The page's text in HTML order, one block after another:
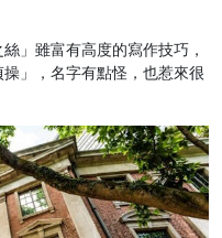
」雖富有高度的寫作技巧，
」，名字有點怪，也惹來很